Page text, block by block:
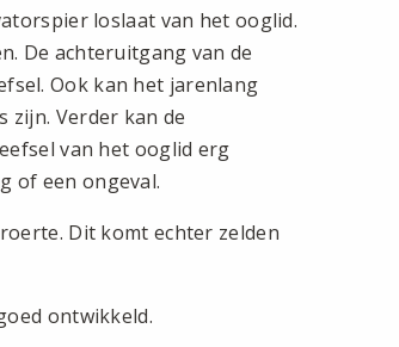
loslaat van het ooglid.
De achteruitgang van de
Ook kan het jarenlang
zijn. Verder kan de
van het ooglid erg
of een ongeval.
Dit komt echter zelden
ontwikkeld.